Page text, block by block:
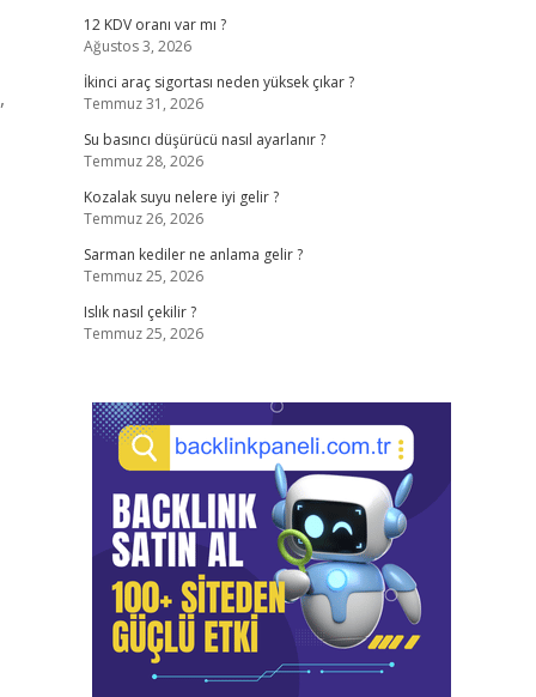
12 KDV oranı var mı ?
Ağustos 3, 2026
İkinci araç sigortası neden yüksek çıkar ?
Temmuz 31, 2026
Su basıncı düşürücü nasıl ayarlanır ?
Temmuz 28, 2026
Kozalak suyu nelere iyi gelir ?
Temmuz 26, 2026
Sarman kediler ne anlama gelir ?
Temmuz 25, 2026
Islık nasıl çekilir ?
Temmuz 25, 2026